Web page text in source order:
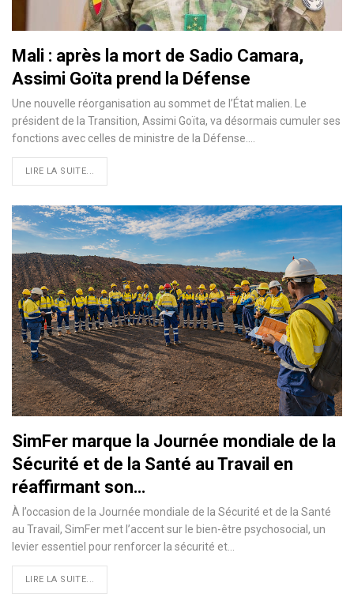
Mali : après la mort de Sadio Camara,
Assimi Goïta prend la Défense
Une nouvelle réorganisation au sommet de l’État malien. Le
président de la Transition, Assimi Goïta, va désormais cumuler ses
fonctions avec celles de ministre de la Défense.…
LIRE LA SUITE...
SimFer marque la Journée mondiale de la
Sécurité et de la Santé au Travail en
réaffirmant son…
À l’occasion de la Journée mondiale de la Sécurité et de la Santé
au Travail, SimFer met l’accent sur le bien-être psychosocial, un
levier essentiel pour renforcer la sécurité et…
LIRE LA SUITE...